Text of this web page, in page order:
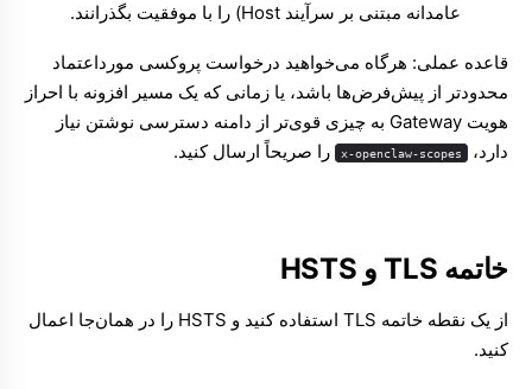
عامدانه مبتنی بر سرآیند Host) را با موفقیت بگذرانند.
قاعده عملی: هرگاه می‌خواهید درخواست پروکسی مورداعتماد
محدودتر از پیش‌فرض‌ها باشد، یا زمانی که یک مسیر افزونه با احراز
هویت Gateway به چیزی قوی‌تر از دامنه دسترسی نوشتن نیاز
دارد،
x-openclaw-scopes را صریحاً ارسال کنید.
خاتمه TLS و HSTS
از یک نقطه خاتمه TLS استفاده کنید و HSTS را در همان‌جا اعمال
کنید.